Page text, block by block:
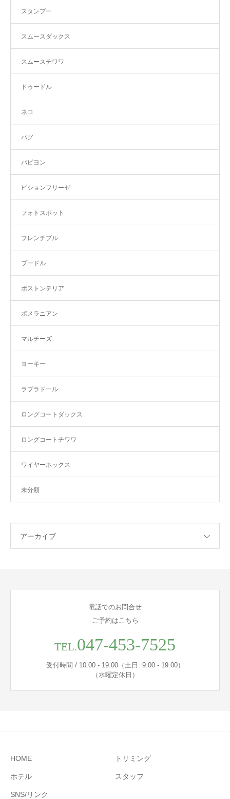
スタンプー
スムースダックス
スムースチワワ
ドゥードル
ネコ
パグ
パピヨン
ビションフリーゼ
フォトスポット
フレンチブル
プードル
ボストンテリア
ポメラニアン
マルチーズ
ヨーキー
ラブラドール
ロングコートダックス
ロングコートチワワ
ワイヤーホックス
未分類
アーカイブ
電話でのお問合せ
ご予約はこちら
TEL.047-453-7525
受付時間 / 10:00 - 19:00（土日: 9:00 - 19:00）
（水曜定休日）
HOME トリミング
ホテル スタッフ
SNS/リンク